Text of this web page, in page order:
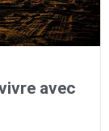
avec